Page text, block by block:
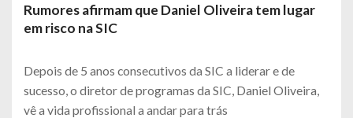
Rumores afirmam que Daniel Oliveira tem lugar
em risco na SIC
Depois de 5 anos consecutivos da SIC a liderar e de
sucesso, o diretor de programas da SIC, Daniel Oliveira,
vê a vida profissional a andar para trás